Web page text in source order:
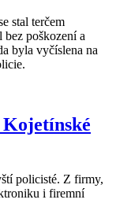
stal terčem
bez poškození a
byla vyčíslena na
policisté. Z firmy,
i firemní